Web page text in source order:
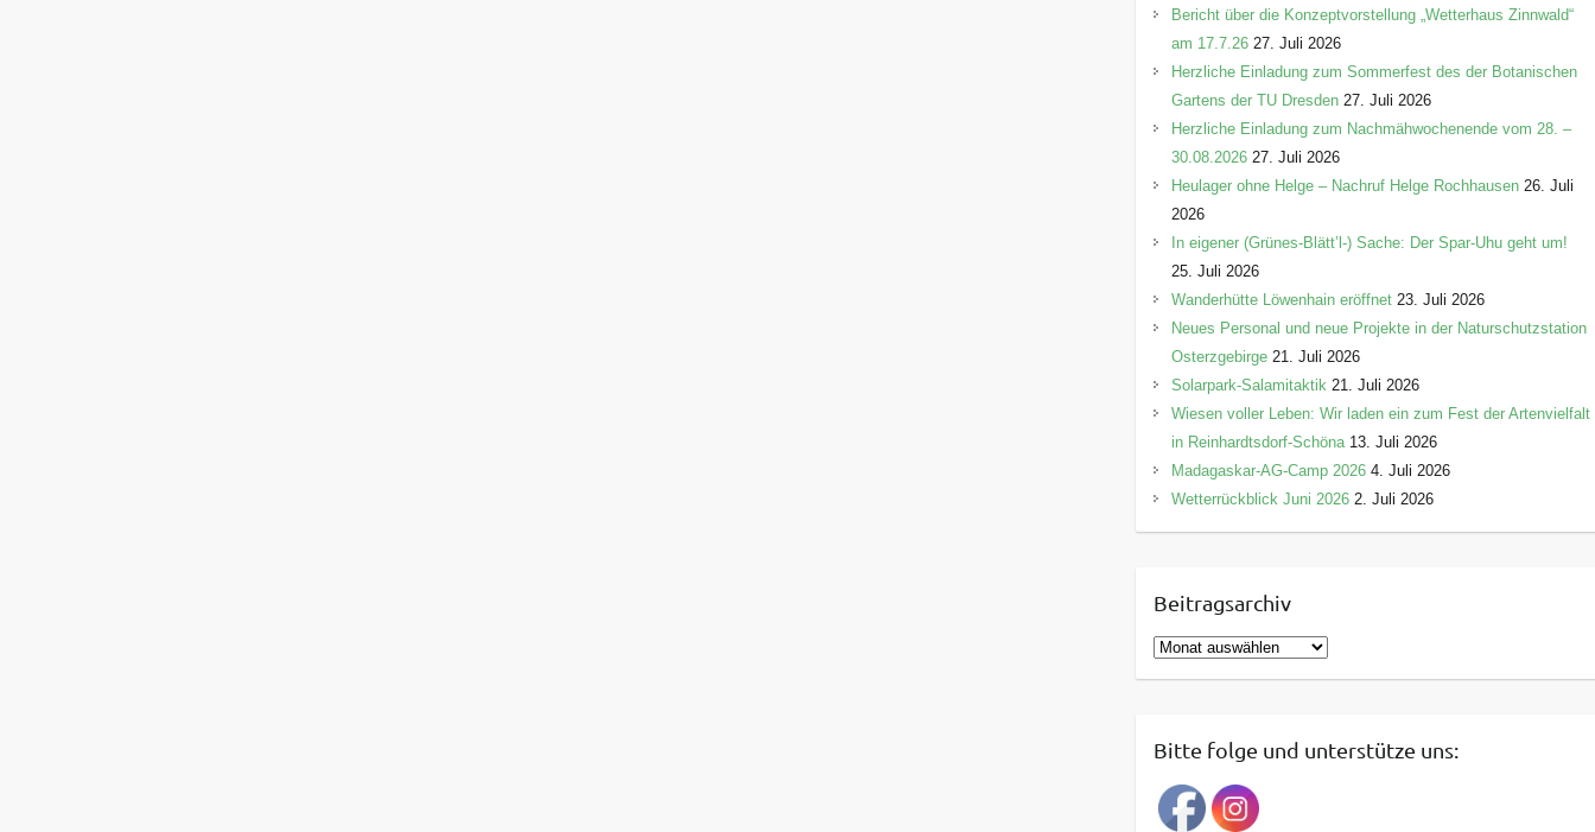
Bericht über die Konzeptvorstellung „Wetterhaus Zinnwald“
am 17.7.26 27. Juli 2026
Herzliche Einladung zum Sommerfest des der Botanischen
Gartens der TU Dresden 27. Juli 2026
Herzliche Einladung zum Nachmähwochenende vom 28. –
30.08.2026 27. Juli 2026
Heulager ohne Helge – Nachruf Helge Rochhausen 26. Juli
2026
In eigener (Grünes-Blätt’l-) Sache: Der Spar-Uhu geht um!
25. Juli 2026
Wanderhütte Löwenhain eröffnet 23. Juli 2026
Neues Personal und neue Projekte in der Naturschutzstation
Osterzgebirge 21. Juli 2026
Solarpark-Salamitaktik 21. Juli 2026
Wiesen voller Leben: Wir laden ein zum Fest der Artenvielfalt
in Reinhardtsdorf-Schöna 13. Juli 2026
Madagaskar-AG-Camp 2026 4. Juli 2026
Wetterrückblick Juni 2026 2. Juli 2026
Beitragsarchiv
B
e
r
g
Bitte folge und unterstütze uns: